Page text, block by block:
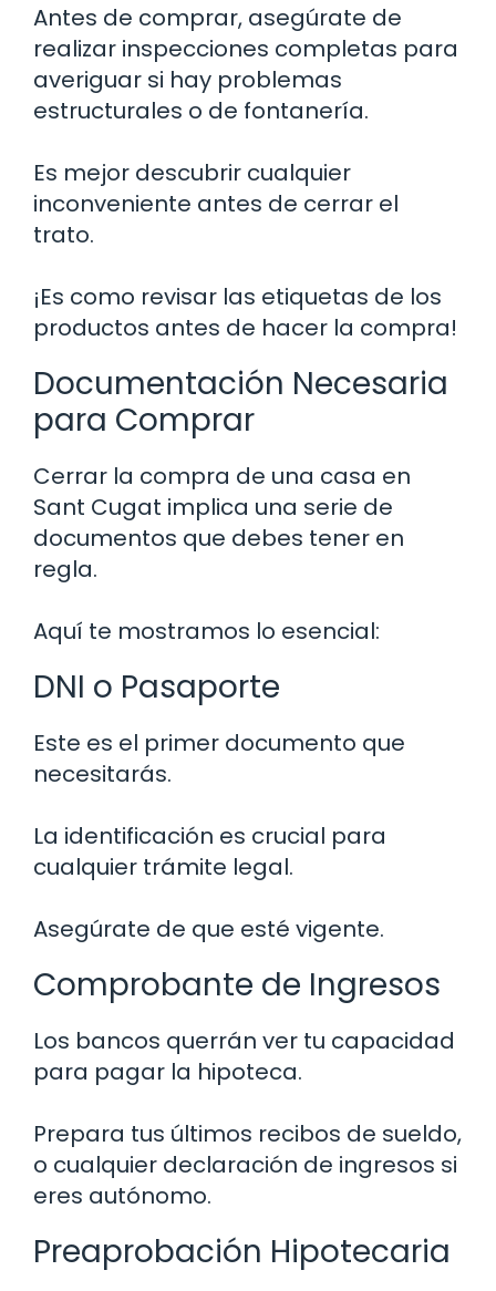
Antes de comprar, asegúrate de
realizar inspecciones completas para
averiguar si hay problemas
estructurales o de fontanería.
Es mejor descubrir cualquier
inconveniente antes de cerrar el
trato.
¡Es como revisar las etiquetas de los
productos antes de hacer la compra!
Documentación Necesaria
para Comprar
Cerrar la compra de una casa en
Sant Cugat implica una serie de
documentos que debes tener en
regla.
Aquí te mostramos lo esencial:
DNI o Pasaporte
Este es el primer documento que
necesitarás.
La identificación es crucial para
cualquier trámite legal.
Asegúrate de que esté vigente.
Comprobante de Ingresos
Los bancos querrán ver tu capacidad
para pagar la hipoteca.
Prepara tus últimos recibos de sueldo,
o cualquier declaración de ingresos si
eres autónomo.
Preaprobación Hipotecaria